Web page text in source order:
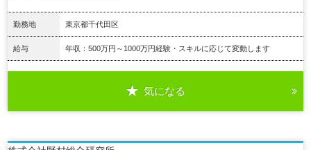
勤務地 東京都千代田区
給与 年収：500万円～1000万円経験・スキルに応じて変動します
気になる